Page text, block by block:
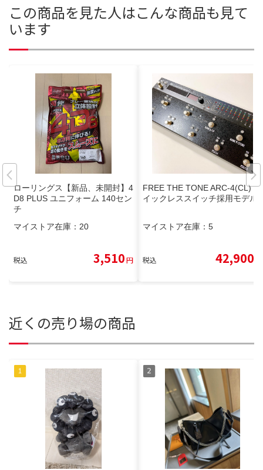
この商品を見た人はこんな商品も見て
います
ローリングス【新品、未開封】4
D8 PLUS ユニフォーム 140セン
チ
マイストア在庫： 20
税込 3,510円
FREE THE TONE ARC-4(CL) ク
イックレススイッチ採用モデル
マイストア在庫： 5
税込 42,900
近くの売り場の商品